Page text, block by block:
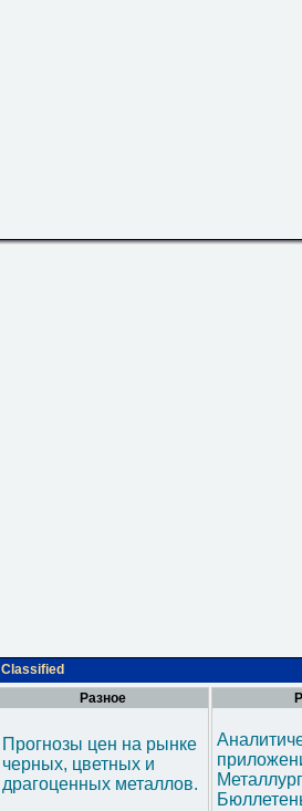
Classified
Разное
Прогнозы цен на рынке
черных, цветных и
драгоценных металлов.